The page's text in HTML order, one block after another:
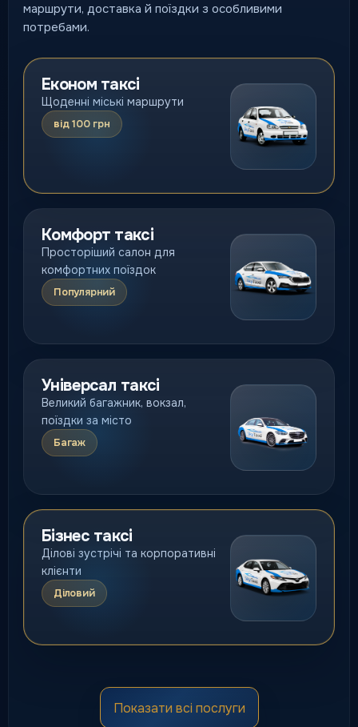
маршрути, доставка й поїздки з особливими
потребами.
Економ таксі
Щоденні міські маршрути
від 100 грн
Комфорт таксі
Просторіший салон для
комфортних поїздок
Популярний
Універсал таксі
Великий багажник, вокзал,
поїздки за місто
Багаж
Бізнес таксі
Ділові зустрічі та корпоративні
клієнти
Діловий
Преміум таксі
Статусна подача, вищий рівень
Показати всі послуги